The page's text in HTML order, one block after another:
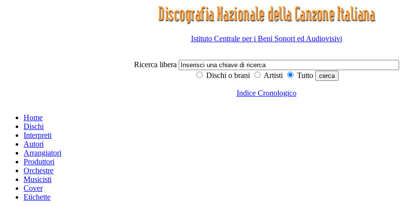
Istituto Centrale per i Beni Sonori ed Audiovisivi
Ricerca libera
Dischi o brani
Artisti Tutto
Indice Cronologico
Home
Dischi
Interpreti
Autori
Arrangiatori
Produttori
Orchestre
Musicisti
Cover
Etichette